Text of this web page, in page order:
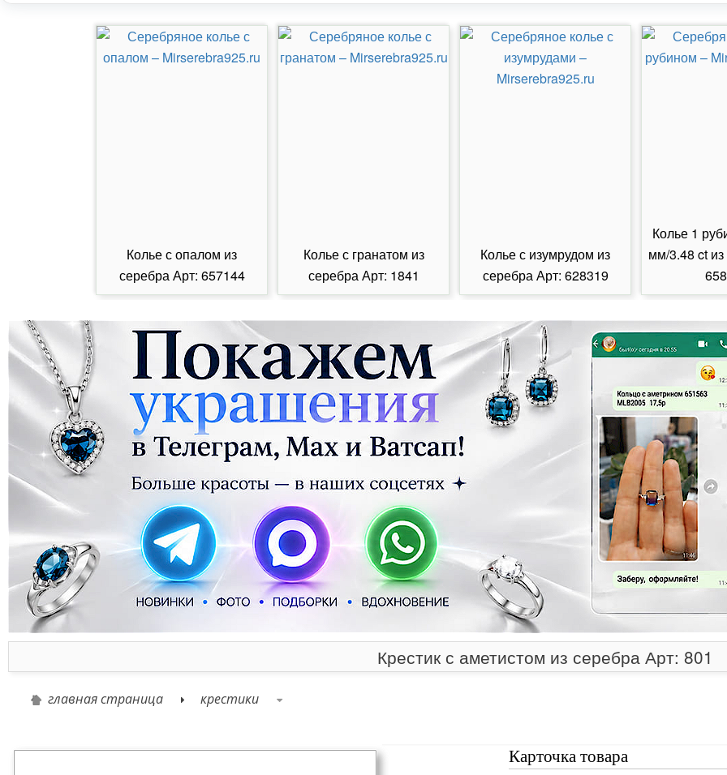
Колье с опалом из
серебра Арт: 657144
Колье с гранатом из
серебра Арт: 1841
Колье с изумрудом из
серебра Арт: 628319
Колье 1
мм/3.48 ct
Крестик с аметистом из серебра Арт: 801
главная страница крестики
Карточка товара